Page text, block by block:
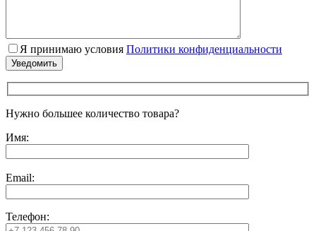
Я принимаю условия Политики конфиденциальности
Нужно большее количество товара?
Имя:
Email:
Телефон: